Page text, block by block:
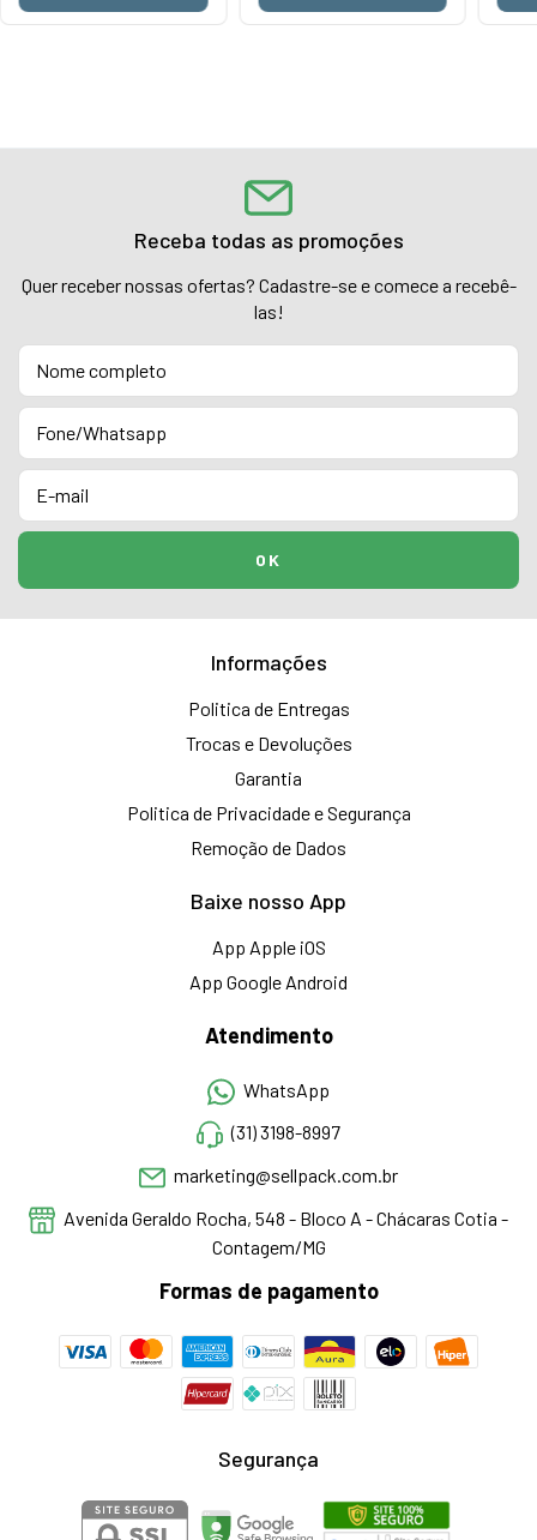
Receba todas as promoções
Quer receber nossas ofertas? Cadastre-se e comece a recebê-
las!
Informações
Politica de Entregas
Trocas e Devoluções
Garantia
Politica de Privacidade e Segurança
Remoção de Dados
Baixe nosso App
App Apple iOS
App Google Android
Atendimento
WhatsApp
(31) 3198-8997
marketing@sellpack.com.br
Avenida Geraldo Rocha, 548 - Bloco A - Chácaras Cotia -
Contagem/MG
Formas de pagamento
Segurança